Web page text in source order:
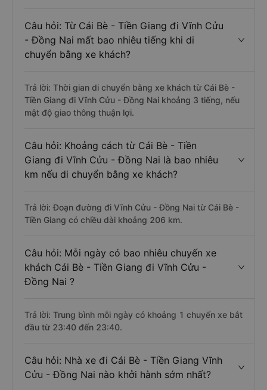
Câu hỏi: Từ Cái Bè - Tiền Giang đi Vĩnh Cửu
- Đồng Nai mất bao nhiêu tiếng khi di
chuyển bằng xe khách?
Trả lời: Thời gian di chuyển bằng xe khách từ Cái Bè -
Tiền Giang đi Vĩnh Cửu - Đồng Nai khoảng 3 tiếng, nếu
mật độ giao thông thuận lợi.
Câu hỏi: Khoảng cách từ Cái Bè - Tiền
Giang đi Vĩnh Cửu - Đồng Nai là bao nhiêu
km nếu di chuyển bằng xe khách?
Trả lời: Đoạn đường đi Vĩnh Cửu - Đồng Nai từ Cái Bè -
Tiền Giang có chiều dài khoảng 206 km.
Câu hỏi: Mỗi ngày có bao nhiêu chuyến xe
khách Cái Bè - Tiền Giang đi Vĩnh Cửu -
Đồng Nai ?
Trả lời: Trung bình mỗi ngày có khoảng 1 chuyến xe bắt
đầu từ 23:40 đến 23:40.
Câu hỏi: Nhà xe đi Cái Bè - Tiền Giang Vĩnh
Cửu - Đồng Nai nào khởi hành sớm nhất?